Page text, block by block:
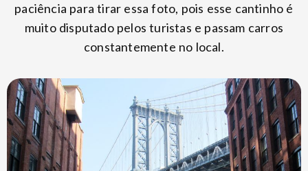
paciência para tirar essa foto, pois esse cantinho é
muito disputado pelos turistas e passam carros
constantemente no local.